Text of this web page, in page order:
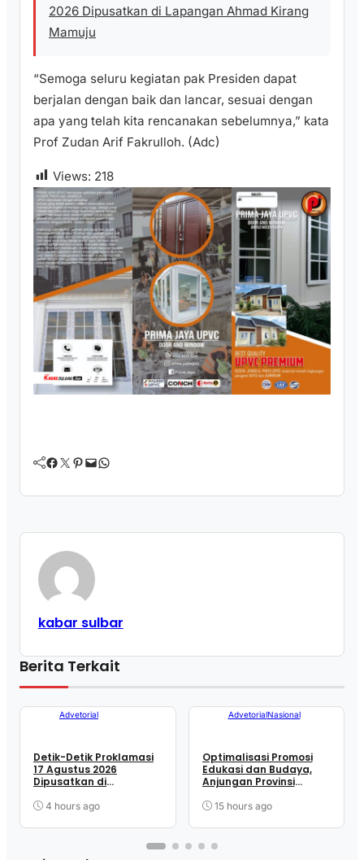
2026 Dipusatkan di Lapangan Ahmad Kirang
Mamuju
“Semoga seluru kegiatan pak Presiden dapat
berjalan dengan baik dan lancar, sesuai dengan
apa yang telah kita rencanakan sebelumnya,” kata
Prof Zudan Arif Fakrulloh. (Adc)
Views: 218
Facebook Twitter Pinterest Mail WhatsApp
kabar sulbar
Berita Terkait
Advetorial
Detik-Detik Proklamasi
17 Agustus 2026
Dipusatkan di
Kirang Mamuju
4 hours ago
AdvetorialNasional
Optimalisasi Promosi
Edukasi dan Budaya,
Anjungan Provinsi
Kolaborasi Strategis
15 hours ago